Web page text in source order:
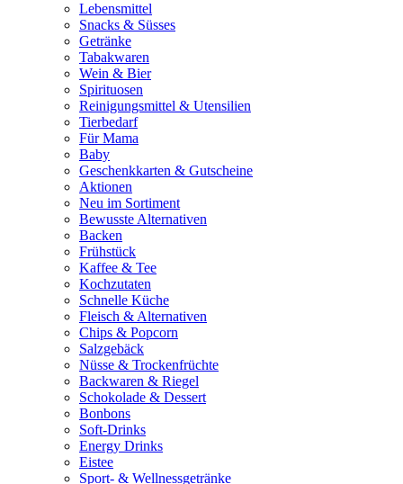
Lebensmittel
Snacks & Süsses
Getränke
Tabakwaren
Wein & Bier
Spirituosen
Reinigungsmittel & Utensilien
Tierbedarf
Für Mama
Baby
Geschenkkarten & Gutscheine
Aktionen
Neu im Sortiment
Bewusste Alternativen
Backen
Frühstück
Kaffee & Tee
Kochzutaten
Schnelle Küche
Fleisch & Alternativen
Chips & Popcorn
Salzgebäck
Nüsse & Trockenfrüchte
Backwaren & Riegel
Schokolade & Dessert
Bonbons
Soft-Drinks
Energy Drinks
Eistee
Sport- & Wellnessgetränke